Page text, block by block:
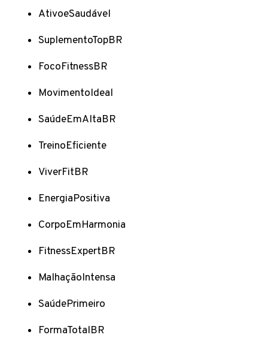
AtivoeSaudável
SuplementoTopBR
FocoFitnessBR
MovimentoIdeal
SaúdeEmAltaBR
TreinoEficiente
ViverFitBR
EnergiaPositiva
CorpoEmHarmonia
FitnessExpertBR
MalhaçãoIntensa
SaúdePrimeiro
FormaTotalBR